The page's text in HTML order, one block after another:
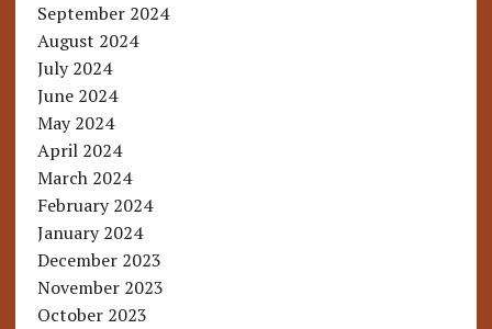
September 2024
August 2024
July 2024
June 2024
May 2024
April 2024
March 2024
February 2024
January 2024
December 2023
November 2023
October 2023